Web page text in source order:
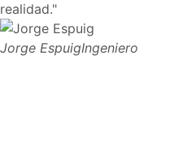
realidad."
Jorge EspuigIngeniero